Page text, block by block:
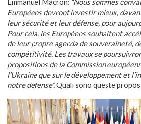
Emmanuel Macron: “Nous sommes
Européens devront investir mieux,
leur sécurité et leur défense, pour
Pour cela, les Européens souhaitent
de leur propre agenda de souveraineté,
compétitivité. Les travaux se
propositions de la Commission
l’Ukraine que sur le développement et
notre défense”.Quali sono queste